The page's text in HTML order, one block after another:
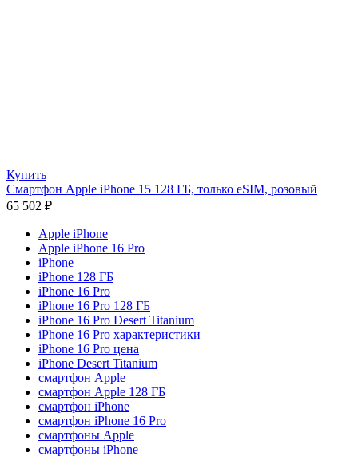
Купить
Смартфон Apple iPhone 15 128 ГБ, только eSIM, розовый
65 502 ₽
Apple iPhone
Apple iPhone 16 Pro
iPhone
iPhone 128 ГБ
iPhone 16 Pro
iPhone 16 Pro 128 ГБ
iPhone 16 Pro Desert Titanium
iPhone 16 Pro характеристики
iPhone 16 Pro цена
iPhone Desert Titanium
смартфон Apple
смартфон Apple 128 ГБ
смартфон iPhone
смартфон iPhone 16 Pro
смартфоны Apple
смартфоны iPhone